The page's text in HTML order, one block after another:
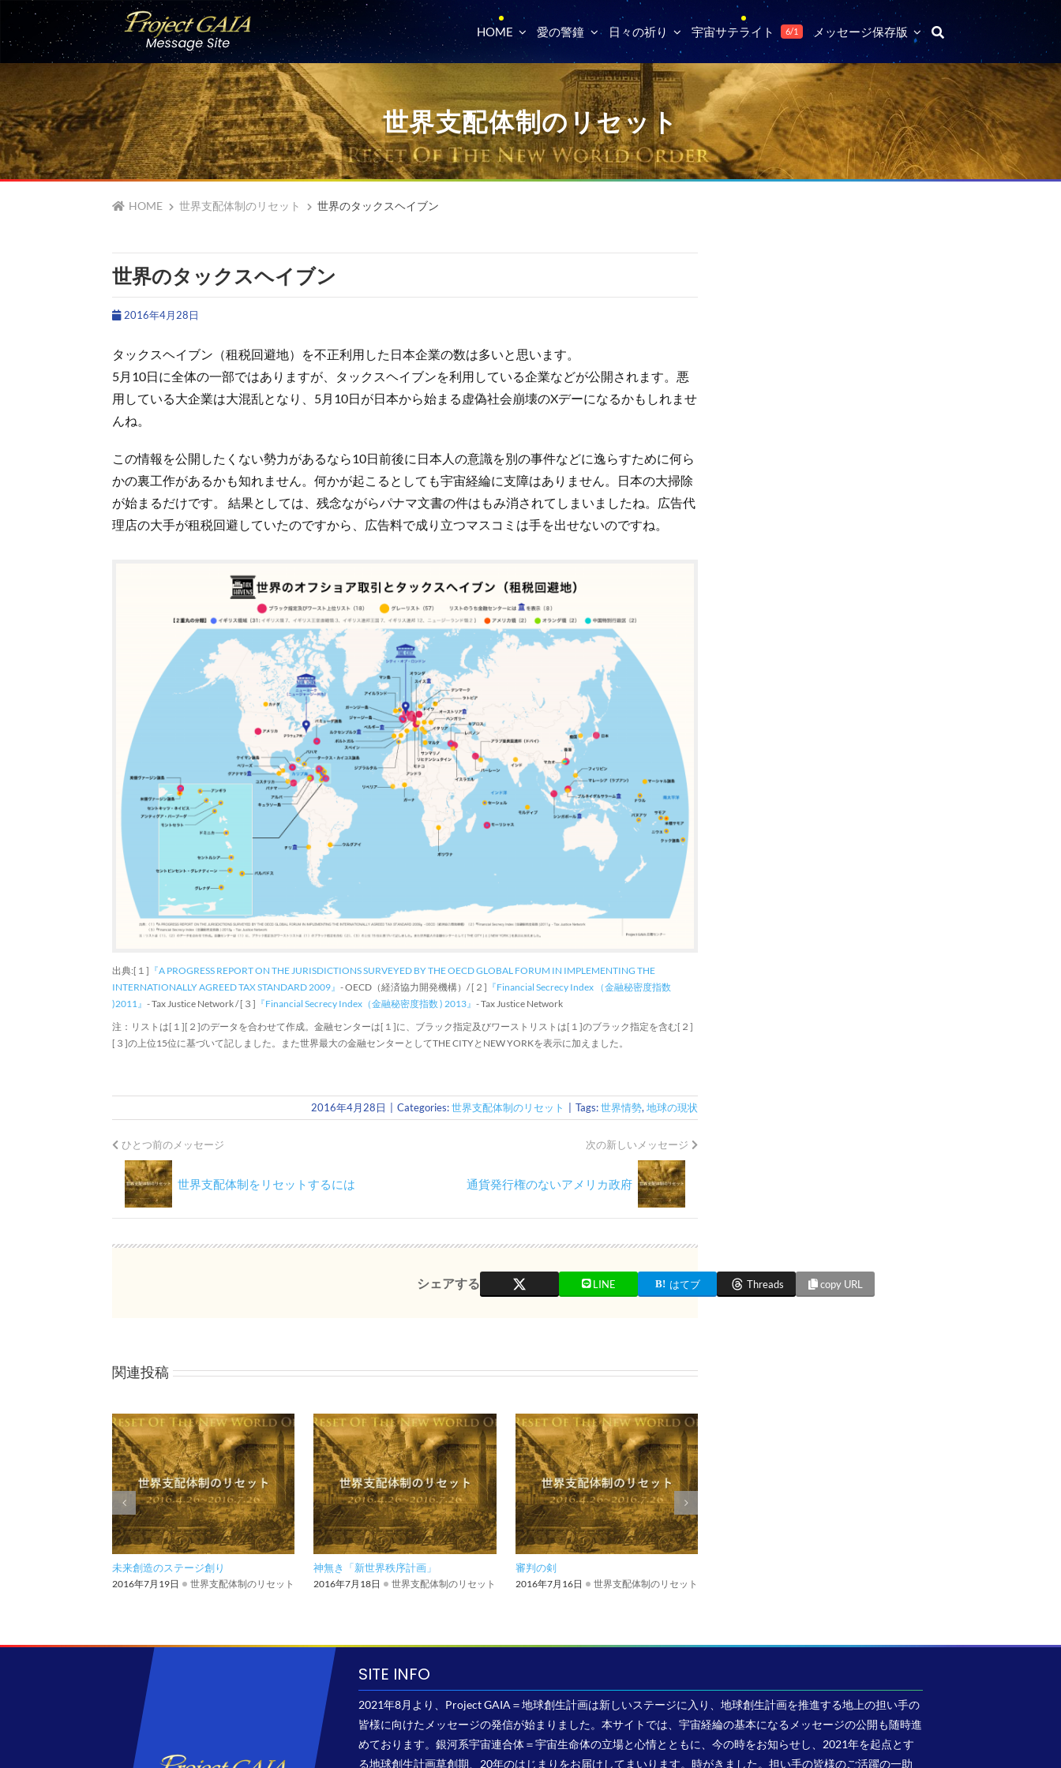
Skip
to
content
HOME 愛の警鐘 日々の祈り 宇宙サテライト 6/1 メッセージ保存版
世界支配体制のリセット
HOME 世界支配体制のリセット 世界のタックスヘイブン
世界のタックスヘイブン
2016年4月28日
タックスヘイブン（租税回避地）を不正利用した日本企業の数は多いと思います。
5月10日に全体の一部ではありますが、タックスヘイブンを利用している企業などが公開されます。悪
用している大企業は大混乱となり、5月10日が日本から始まる虚偽社会崩壊のXデーになるかもしれませ
んね。
この情報を公開したくない勢力があるなら10日前後に日本人の意識を別の事件などに逸らすために何ら
かの裏工作があるかも知れません。何かが起こるとしても宇宙経綸に支障はありません。日本の大掃除
が始まるだけです。 結果としては、残念ながらパナマ文書の件はもみ消されてしまいましたね。広告代
理店の大手が租税回避していたのですから、広告料で成り立つマスコミは手を出せないのですね。
出典:[１] 『A PROGRESS REPORT ON THE JURISDICTIONS SURVEYED BY THE OECD GLOBAL FORUM IN IMPLEMENTING THE
INTERNATIONALLY AGREED TAX STANDARD 2009』 - OECD（経済協力開発機構）/ [２] 『Financial Secrecy Index （金融秘密度指数
)2011』 - Tax Justice Network / [３] 『Financial Secrecy Index（金融秘密度指数 ) 2013』 - Tax Justice Network
注：リストは[１][２]のデータを合わせて作成。金融センターは[１]に、ブラック指定及びワーストリストは[１]のブラック指定を含む[２]
[３]の上位15位に基づいて記しました。また世界最大の金融センターとしてTHE CITYとNEW YORKを表示に加えました。
2016年4月28日 Categories:世界支配体制のリセット Tags:世界情勢, 地球の現状
ひとつ前のメッセージ
世界支配体制をリセットするには
次の新しいメッセージ
通貨発行権のないアメリカ政府
シェアする
関連投稿
未来創造のステージ創り
2016年7月19日 世界支配体制のリセット
神無き「新世界秩序計画」
2016年7月18日 世界支配体制のリセット
審判の剣
2016年7月16日 世界支配体制のリセット
SITE INFO
2021年8月より、Project GAIA＝地球創生計画は新しいステージに入り、地球創生計画を推進する地上の担い手の
皆様に向けたメッセージの発信が始まりました。本サイトでは、宇宙経綸の基本になるメッセージの公開も随時進
めております。銀河系宇宙連合体＝宇宙生命体の立場と心情とともに、今の時をお知らせし、2021年を起点とす
る地球創生計画草創期、20年のはじまりをお届けしてまいります。時がきました。担い手の皆様のご活躍の一助